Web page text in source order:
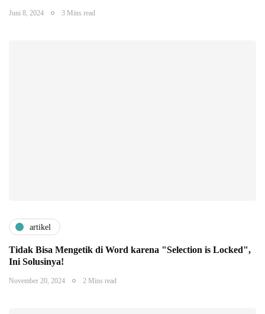
Juni 8, 2024 3 Mins read
artikel
Tidak Bisa Mengetik di Word karena "Selection is Locked",
Ini Solusinya!
November 20, 2024 2 Mins read